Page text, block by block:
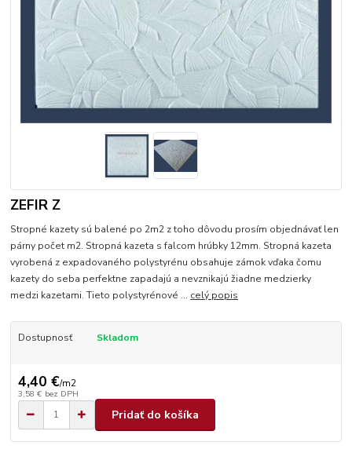
ZEFIR Z
Stropné kazety sú balené po 2m2 z toho dôvodu prosím objednávať len
párny počet m2. Stropná kazeta s falcom hrúbky 12mm. Stropná kazeta
vyrobená z expadovaného polystyrénu obsahuje zámok vďaka čomu
kazety do seba perfektne zapadajú a nevznikajú žiadne medzierky
medzi kazetami. Tieto polystyrénové ... celý popis
Dostupnosť Skladom
4,40 €/m2
3,58 € bez DPH
Pridať do košíka